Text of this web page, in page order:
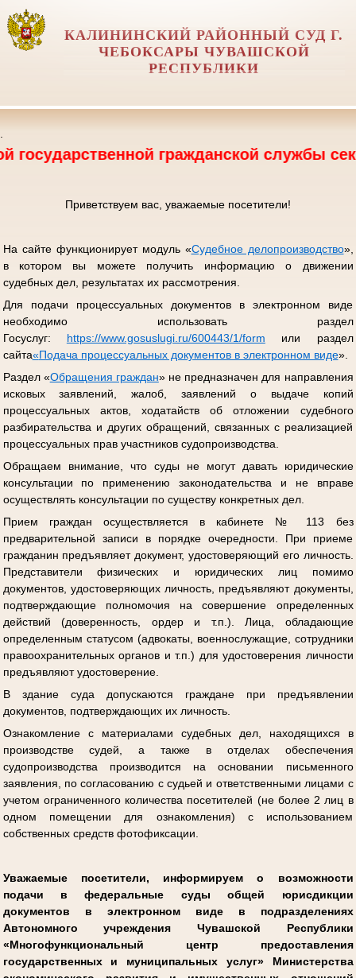
КАЛИНИНСКИЙ РАЙОННЫЙ СУД Г.
ЧЕБОКСАРЫ ЧУВАШСКОЙ
РЕСПУБЛИКИ
гражданской службы
Приветствуем вас, уважаемые посетители!
На сайте функционирует модуль «Судебное делопроизводство»,
в котором вы можете получить информацию о движении
судебных дел, результатах их рассмотрения.
Для подачи процессуальных документов в электронном виде
необходимо использовать раздел
Госуслуг: https://www.gosuslugi.ru/600443/1/form или раздел
сайта«Подача процессуальных документов в электронном виде».
Раздел «Обращения граждан» не предназначен для направления
исковых заявлений, жалоб, заявлений о выдаче копий
процессуальных актов, ходатайств об отложении судебного
разбирательства и других обращений, связанных с реализацией
процессуальных прав участников судопроизводства.
Обращаем внимание, что суды не могут давать юридические
консультации по применению законодательства и не вправе
осуществлять консультации по существу конкретных дел.
Прием граждан осуществляется в кабинете № 113 без
предварительной записи в порядке очередности. При приеме
гражданин предъявляет документ, удостоверяющий его личность.
Представители физических и юридических лиц помимо
документов, удостоверяющих личность, предъявляют документы,
подтверждающие полномочия на совершение определенных
действий (доверенность, ордер и т.п.). Лица, обладающие
определенным статусом (адвокаты, военнослужащие, сотрудники
правоохранительных органов и т.п.) для удостоверения личности
предъявляют удостоверение.
В здание суда допускаются граждане при предъявлении
документов, подтверждающих их личность.
Ознакомление с материалами судебных дел, находящихся в
производстве судей, а также в отделах обеспечения
судопроизводства производится на основании письменного
заявления, по согласованию с судьей и ответственными лицами с
учетом ограниченного количества посетителей (не более 2 лиц в
одном помещении для ознакомления) с использованием
собственных средств фотофиксации.
Уважаемые посетители, информируем о возможности
подачи в федеральные суды общей юрисдикции
документов в электронном виде в подразделениях
Автономного учреждения Чувашской Республики
«Многофункциональный центр предоставления
государственных и муниципальных услуг» Министерства